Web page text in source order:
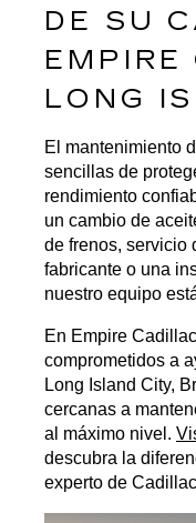
DE SU
EMPIRE
LONG
El mantenimiento
sencillas de
rendimiento
un cambio de
de frenos, servicio
fabricante o una
nuestro equipo
En Empire
comprometidos a
Long Island City,
cercanas a
al máximo nivel.
descubra la
experto de